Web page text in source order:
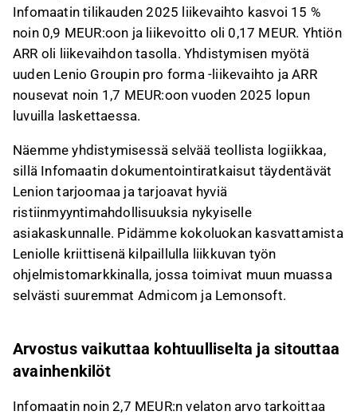
Infomaatin tilikauden 2025 liikevaihto kasvoi 15 %
noin 0,9 MEUR:oon ja liikevoitto oli 0,17 MEUR. Yhtiön
ARR oli liikevaihdon tasolla. Yhdistymisen myötä
uuden Lenio Groupin pro forma -liikevaihto ja ARR
nousevat noin 1,7 MEUR:oon vuoden 2025 lopun
luvuilla laskettaessa.
Näemme yhdistymisessä selvää teollista logiikkaa,
sillä Infomaatin dokumentointiratkaisut täydentävät
Lenion tarjoomaa ja tarjoavat hyviä
ristiinmyyntimahdollisuuksia nykyiselle
asiakaskunnalle. Pidämme kokoluokan kasvattamista
Leniolle kriittisenä kilpaillulla liikkuvan työn
ohjelmistomarkkinalla, jossa toimivat muun muassa
selvästi suuremmat Admicom ja Lemonsoft.
Arvostus vaikuttaa kohtuulliselta ja sitouttaa
avainhenkilöt
Infomaatin noin 2,7 MEUR:n velaton arvo tarkoittaa